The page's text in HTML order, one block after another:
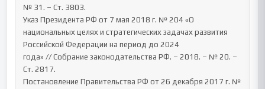
№ 31. – Ст. 3803.
Указ Президента РФ от 7 мая 2018 г. № 204 «О
национальных целях и стратегических задачах развития
Российской Федерации на период до 2024
года» // Собрание законодательства РФ. – 2018. – № 20. –
Ст. 2817.
Постановление Правительства РФ от 26 декабря 2017 г. №